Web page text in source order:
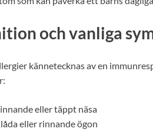
och vanliga
kännetecknas av en
eller täppt näsa
eller rinnande ögon